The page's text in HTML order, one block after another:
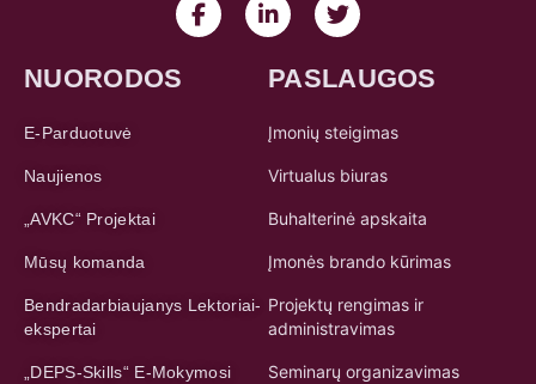
NUORODOS
E-Parduotuvė
Naujienos
„AVKC“ Projektai
Mūsų komanda
Bendradarbiaujanys Lektoriai-
ekspertai
„DEPS-Skills“ E-Mokymosi
PASLAUGOS
Įmonių steigimas
Virtualus biuras
Buhalterinė apskaita
Įmonės brando kūrimas
Projektų rengimas ir
administravimas
Seminarų organizavimas